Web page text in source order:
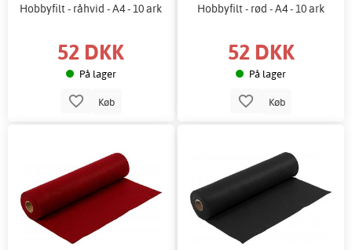
Hobbyfilt - råhvid - A4 - 10 ark
52 DKK
På lager
Køb
Hobbyfilt - rød - A4 - 10 ark
52 DKK
På lager
Køb